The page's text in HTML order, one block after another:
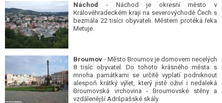
Náchod - Náchod je okresní město v
Královéhradeckém kraji na severovýchodě Čech s
bezmála 22 tisíci obyvateli. Městem protéká řeka
Metuje.
Broumov - Město Broumov je domovem necelých
8 tisíc obyvatel. Do tohoto krásného města s
mnoha památkami se určitě vyplatí podniknout
alespoň krátký výlet, který jistě oživí i nedaleká
Broumovská vrchovina - Broumovské stěny a
vzdálenější Adršpašské skály.